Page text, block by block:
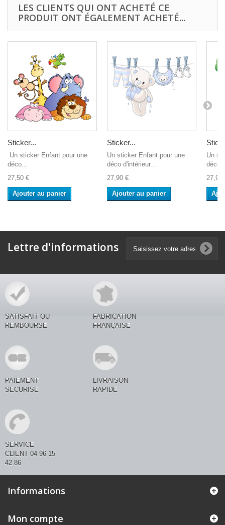
LES CLIENTS QUI ONT ACHETÉ CE
PRODUIT ONT ÉGALEMENT ACHETÉ...
Sticker...
Un sticker Enfant pour une
déco...
27,50 €
Ajouter au panier
Sticker...
Un sticker Enfant pour une
déco d'intérieur...
27,90 €
Ajouter au panier
Un
déco
27,90
Lettre d'informations
SATISFAIT OU
REMBOURSE
FABRICATION
FRANÇAISE
PAIEMENT
SECURISE
LIVRAISON
RAPIDE
SERVICE
CLIENT 04 96 15
42 86
Informations
Mon compte